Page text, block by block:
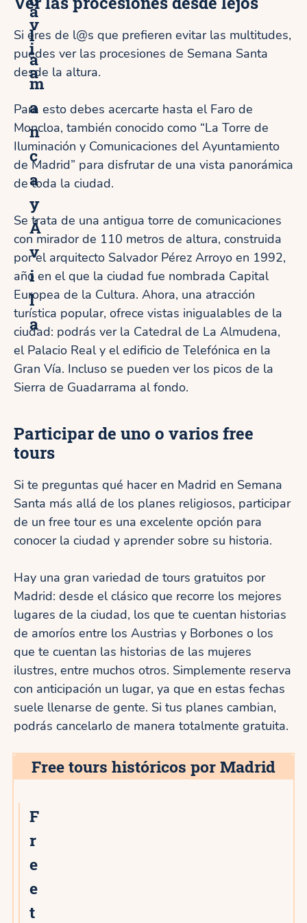
v
i
a
a
l
a
m
a
n
c
a
y
Á
v
i
l
a
Si eres de l@s que prefieren evitar las multitudes,
puedes ver las procesiones de Semana Santa
desde la altura.
Para esto debes acercarte hasta el Faro de
Moncloa, también conocido como “La Torre de
Iluminación y Comunicaciones del Ayuntamiento
de Madrid” para disfrutar de una vista panorámica
de toda la ciudad.
Se trata de una antigua torre de comunicaciones
con mirador de 110 metros de altura, construida
por el arquitecto Salvador Pérez Arroyo en 1992,
año en el que la ciudad fue nombrada Capital
Europea de la Cultura. Ahora, una atracción
turística popular, ofrece vistas inigualables de la
ciudad: podrás ver la Catedral de La Almudena,
el Palacio Real y el edificio de Telefónica en la
Gran Vía. Incluso se pueden ver los picos de la
Sierra de Guadarrama al fondo.
Participar de uno o varios free
tours
Si te preguntas qué hacer en Madrid en Semana
Santa más allá de los planes religiosos, participar
de un free tour es una excelente opción para
conocer la ciudad y aprender sobre su historia.
Hay una gran variedad de tours gratuitos por
Madrid: desde el clásico que recorre los mejores
lugares de la ciudad, los que te cuentan historias
de amoríos entre los Austrias y Borbones o los
que te cuentan las historias de las mujeres
ilustres, entre muchos otros. Simplemente reserva
con anticipación un lugar, ya que en estas fechas
suele llenarse de gente. Si tus planes cambian,
podrás cancelarlo de manera totalmente gratuita.
Free tours históricos por Madrid
F
r
e
e
t